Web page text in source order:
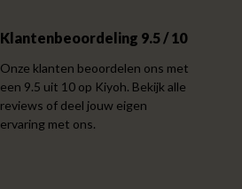
Klantenbeoordeling 9.5 / 10
Onze klanten beoordelen ons met
een 9.5 uit 10 op Kiyoh. Bekijk alle
reviews of deel jouw eigen
ervaring met ons.